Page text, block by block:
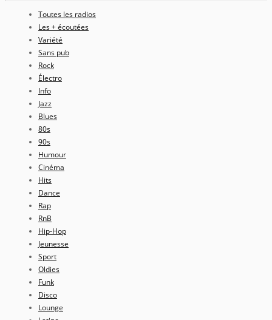
Toutes les radios
Les + écoutées
Variété
Sans pub
Rock
Électro
Info
Jazz
Blues
80s
90s
Humour
Cinéma
Hits
Dance
Rap
RnB
Hip-Hop
Jeunesse
Sport
Oldies
Funk
Disco
Lounge